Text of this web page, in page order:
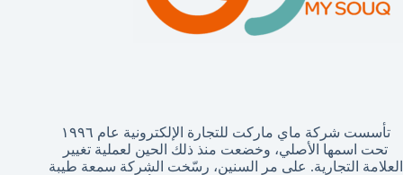
تأسست شركة ماي ماركت للتجارة الإلكترونية عام ١٩٩٦
تحت اسمها الأصلي، وخضعت منذ ذلك الحين لعملية تغيير
العلامة التجارية. على مر السنين، رسّخت الشركة سمعة طيبة